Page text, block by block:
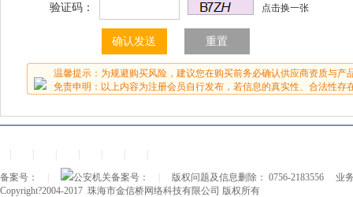
验证码： 点击换一张
温馨提示：为规避购买风险，建议您在购买前务必确认供应商资质与产
免责申明：以上内容为注册会员自行发布，若信息的真实性、合法性存
备案号： 公安机关备案号： 版权问题及信息删除： 0756-2183556
业
Copyright?2004-2017 珠海市金信桥网络科技有限公司 版权所有